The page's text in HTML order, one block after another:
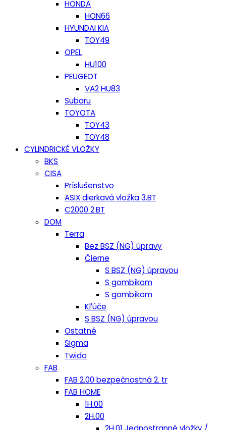
HONDA
HON66
HYUNDAI KIA
TOY49
OPEL
HU100
PEUGEOT
VA2 HU83
Subaru
TOYOTA
TOY43
TOY48
CYLINDRICKÉ VLOŽKY
BKS
CISA
Príslušenstvo
ASIX dierkavá vložka 3.BT
C2000 2.BT
DOM
Terra
Bez BSZ (NG) úpravy
Čierne
S BSZ (NG) úpravou
S gombíkom
S gombíkom
Kľúče
S BSZ (NG) úpravou
Ostatné
Sigma
Twido
FAB
FAB 2.00 bezpečnostná 2. tr
FAB HOME
1H.00
2H.00